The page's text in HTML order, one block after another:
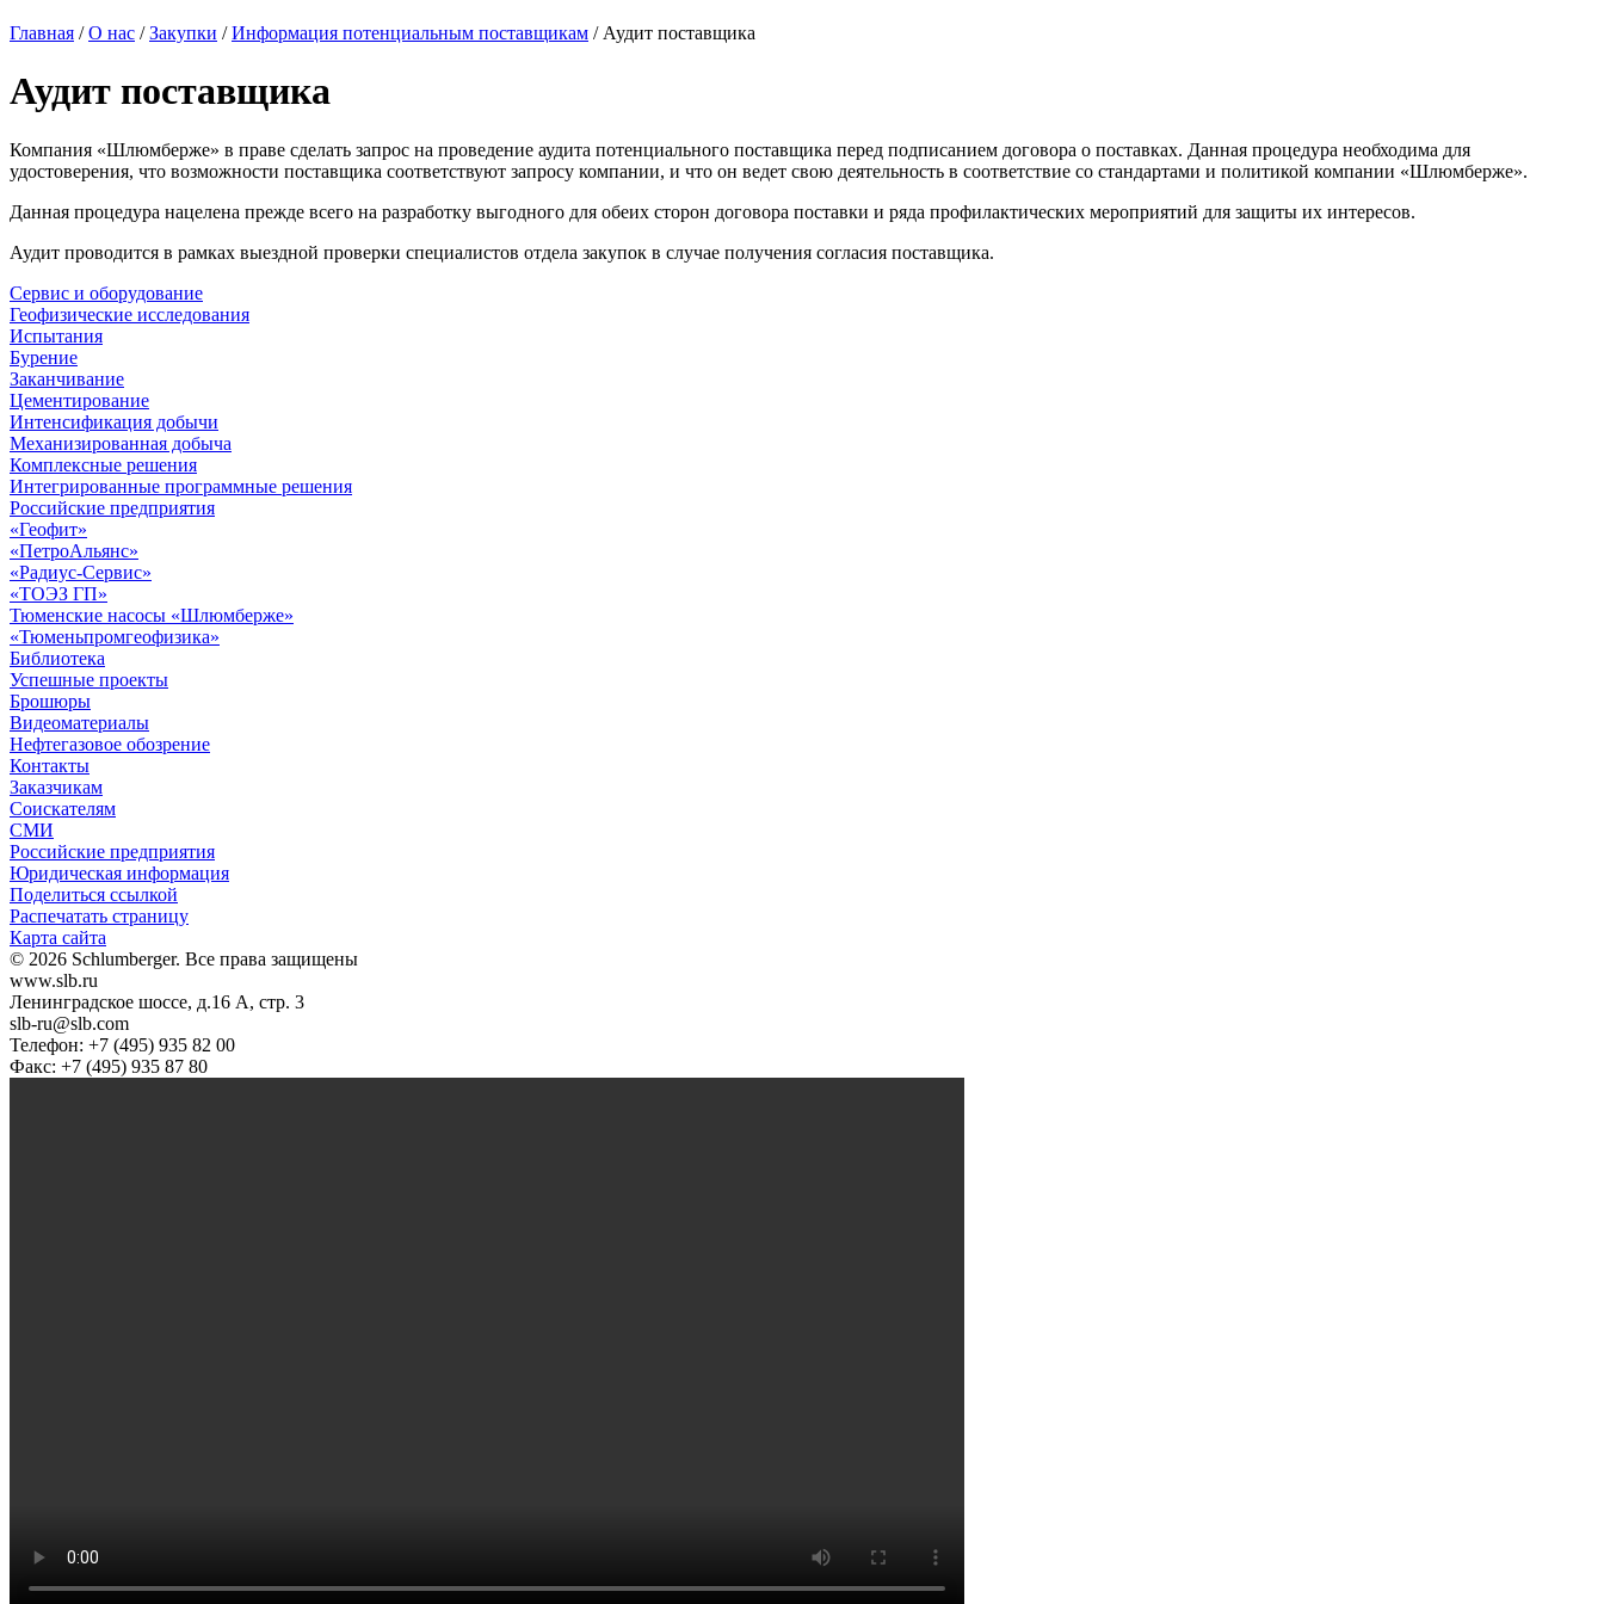
Главная /О нас /Закупки /Информация потенциальным поставщикам / Аудит поставщика
Аудит поставщика
Компания «Шлюмберже» в праве сделать запрос на проведение аудита потенциального поставщика перед подписанием договора о поставках. Данная процедура необходима для
удостоверения, что возможности поставщика соответствуют запросу компании, и что он ведет свою деятельность в соответствие со стандартами и политикой компании «Шлюмберже».
Данная процедура нацелена прежде всего на разработку выгодного для обеих сторон договора поставки и ряда профилактических мероприятий для защиты их интересов.
Аудит проводится в рамках выездной проверки специалистов отдела закупок в случае получения согласия поставщика.
Сервис и оборудование
Геофизические исследования
Испытания
Бурение
Заканчивание
Цементирование
Интенсификация добычи
Механизированная добыча
Комплексные решения
Интегрированные программные решения
Российские предприятия
«Геофит»
«ПетроАльянс»
«Радиус-Сервис»
«ТОЭЗ ГП»
Тюменские насосы «Шлюмберже»
«Тюменьпромгеофизика»
Библиотека
Успешные проекты
Брошюры
Видеоматериалы
Нефтегазовое обозрение
Контакты
Заказчикам
Соискателям
СМИ
Российские предприятия
Юридическая информация
Поделиться ссылкой
Распечатать страницу
Карта сайта
© 2026 Schlumberger. Все права защищены
www.slb.ru
Ленинградское шоссе, д.16 А, стр. 3
slb-ru@slb.com
Телефон: +7 (495) 935 82 00
Факс: +7 (495) 935 87 80